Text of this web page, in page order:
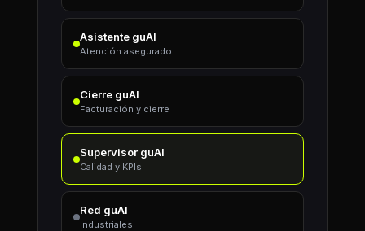
Asistente guAI
Atención asegurado
Cierre guAI
Facturación y cierre
Supervisor guAI
Calidad y KPIs
Red guAI
Industriales